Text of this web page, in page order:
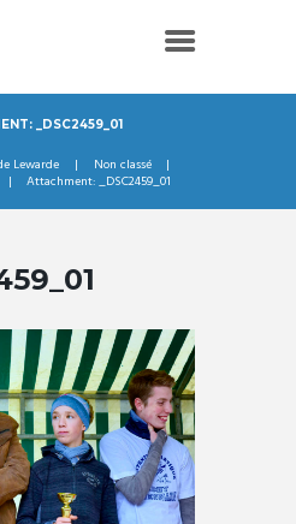
_DSC2459_01
Lewarde
Non classé
Attachment: _DSC2459_01